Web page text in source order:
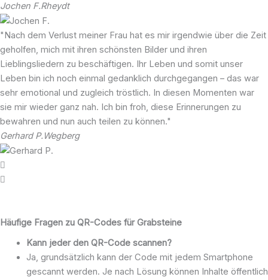
Jochen F.Rheydt
"Nach dem Verlust meiner Frau hat es mir irgendwie über die Zeit
geholfen, mich mit ihren schönsten Bilder und ihren
Lieblingsliedern zu beschäftigen. Ihr Leben und somit unser
Leben bin ich noch einmal gedanklich durchgegangen – das war
sehr emotional und zugleich tröstlich. In diesen Momenten war
sie mir wieder ganz nah. Ich bin froh, diese Erinnerungen zu
bewahren und nun auch teilen zu können."
Gerhard P. Wegberg
Häufige Fragen zu QR-Codes für Grabsteine
Kann jeder den QR-Code scannen?
Ja, grundsätzlich kann der Code mit jedem Smartphone
gescannt werden. Je nach Lösung können Inhalte öffentlich